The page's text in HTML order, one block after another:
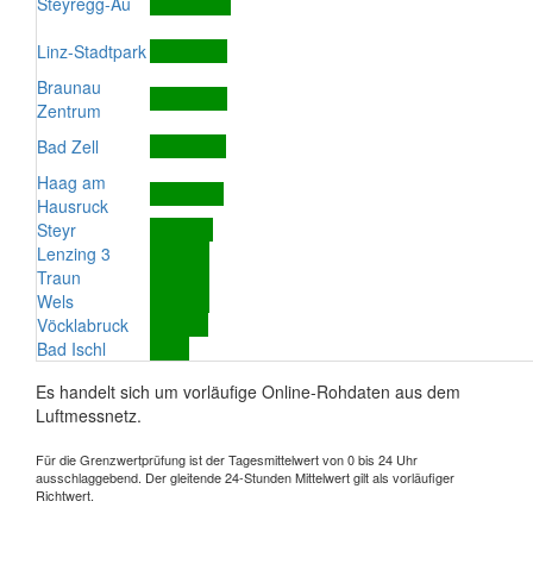
Linz-Stadtpark
Braunau
Zentrum
Bad Zell
Haag am
Hausruck
Steyr
Lenzing 3
Traun
Wels
Vöcklabruck
Bad Ischl
Es handelt sich um vorläufige Online-Rohdaten aus dem
Luftmessnetz.
Für die Grenzwertprüfung ist der Tagesmittelwert von 0 bis 24 Uhr
ausschlaggebend. Der gleitende 24-Stunden Mittelwert gilt als vorläufiger
Richtwert.